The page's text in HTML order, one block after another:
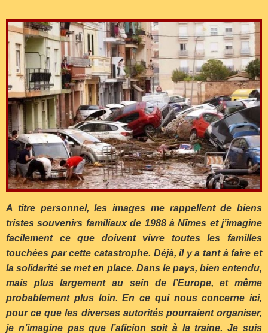
A titre personnel, les images me rappellent de biens
tristes souvenirs familiaux de 1988 à Nîmes et j’imagine
facilement ce que doivent vivre toutes les familles
touchées par cette catastrophe. Déjà, il y a tant à faire et
la solidarité se met en place. Dans le pays, bien entendu,
mais plus largement au sein de l’Europe, et même
probablement plus loin. En ce qui nous concerne ici,
pour ce que les diverses autorités pourraient organiser,
je n’imagine pas que l’aficion soit à la traine. Je suis